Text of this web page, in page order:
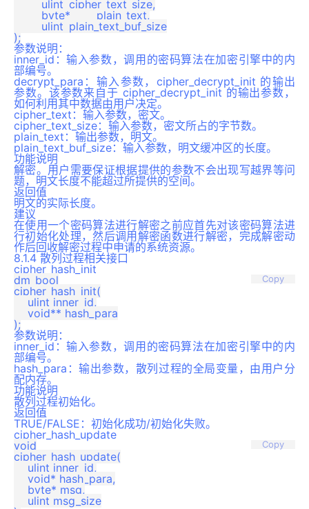
参数说明：
inner_id：输入参数，调用的密码算法在加密引擎中的内
部编号。
decrypt_para：输入参数，cipher_decrypt_init 的输出
参数。该参数来自于 cipher_decrypt_init 的输出参数，
如何利用其中数据由用户决定。
cipher_text：输入参数，密文。
cipher_text_size：输入参数，密文所占的字节数。
plain_text：输出参数，明文。
plain_text_buf_size：输入参数，明文缓冲区的长度。
功能说明
解密。用户需要保证根据提供的参数不会出现写越界等问
题，明文长度不能超过所提供的空间。
返回值
明文的实际长度。
建议
在使用一个密码算法进行解密之前应首先对该密码算法进
行初始化处理，然后调用解密函数进行解密，完成解密动
作后回收解密过程中申请的系统资源。
8.1.4 散列过程相关接口
cipher_hash_init
Copy
dm_bool
cipher_hash_init(
    ulint inner_id,
    void** hash_para
参数说明：
inner_id：输入参数，调用的密码算法在加密引擎中的内
部编号。
hash_para：输出参数，散列过程的全局变量，由用户分
配内存。
功能说明
散列过程初始化。
返回值
TRUE/FALSE：初始化成功/初始化失败。
cipher_hash_update
Copy
void
cipher_hash_update(
    ulint inner_id,
    void* hash_para,
    byte* msg,
    ulint msg_size